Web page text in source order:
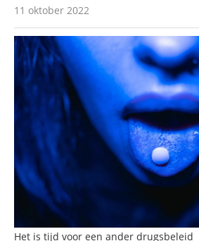
11 oktober 2022
Het is tijd voor een ander drugsbeleid